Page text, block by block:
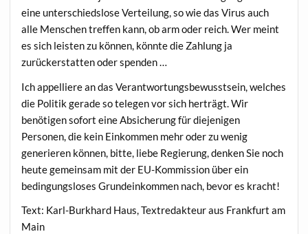
eine unterschiedslose Verteilung, so wie das Virus auch
alle Menschen treffen kann, ob arm oder reich. Wer meint
es sich leisten zu können, könnte die Zahlung ja
zurückerstatten oder spenden …
Ich appelliere an das Verantwortungsbewusstsein, welches
die Politik gerade so telegen vor sich herträgt. Wir
benötigen sofort eine Absicherung für diejenigen
Personen, die kein Einkommen mehr oder zu wenig
generieren können, bitte, liebe Regierung, denken Sie noch
heute gemeinsam mit der EU-Kommission über ein
bedingungsloses Grundeinkommen nach, bevor es kracht!
Text: Karl-Burkhard Haus, Textredakteur aus Frankfurt am
Main